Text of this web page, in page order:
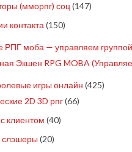
(мморпг) соц (147)
контакта (150)
РПГ моба — управляем группой
Экшен RPG MOBA
игры онлайн (425)
2D 3D рпг(66)
клиентом (40)
(20)